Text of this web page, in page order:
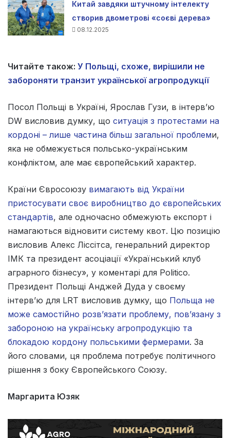
Китай завдяки штучному інтелекту
створив двометрові «соєві дерева»
08.12.2025
Читайте також: У Польщі, схоже, вирішили не
забороняти транзит української агропродукції
Посол Польщі в Україні, Ярослав Гузи, в інтерв’ю
DW висловив думку, що ситуація з протестами на
кордоні – лише частина більш загальної проблеми,
яка не обмежується польсько-українським
конфліктом, але має європейський характер.
Країни Євросоюзу вимагають від України
пристосувати своє виробництво до європейських
стандартів, але одночасно обмежують експорт і
намагаються відновити систему квот. Цю позицію
висловив Алекс Ліссітса, генеральний директор
ІМК та президент асоціації «Український клуб
аграрного бізнесу», у коментарі для Politico.
Президент Польщі Анджей Дуда у своєму
інтерв’ю для LRT висловив думку, що Польща не
може самостійно розв’язати проблему, пов’язану з
забороною на українську агропродукцію та
блокадою кордону польськими фермерами. За
його словами, ця проблема потребує політичного
рішення з боку Європейського Союзу.
Маргарита Юзяк